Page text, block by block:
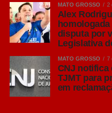
compromisso da entidade
conhecimento técnico que
da suinocultura mato-
“A sanidade é um dos
suinocultura brasileira e
diariamente dentro das
o Simpósio permite que
MATO GROSSO 2
Alex
disputa por
Legislativa
MATO GROSSO 7
CNJ notifica
TJMT para
em